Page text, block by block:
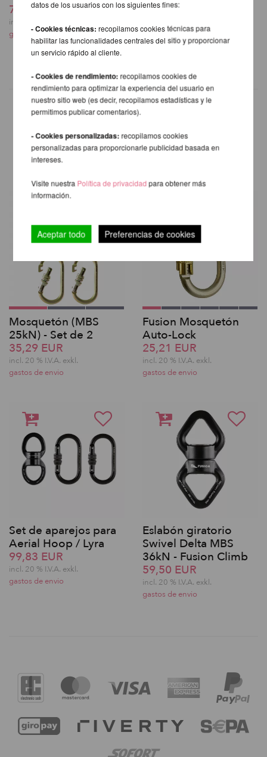
79,66 EUR
incl. 20 % I.V.A. exkl.
gastos de envio
Prodigy
59,50 EUR
incl. 20 % I.V.A. exkl.
gastos de envio
OTROS PRODUCTOS DE LA
MISMA MARCA
Mosquetón (MBS
25kN) - Set de 2
35,29 EUR
incl. 20 % I.V.A. exkl.
gastos de envio
Fusion Mosquetón
Auto-Lock
25,21 EUR
incl. 20 % I.V.A. exkl.
gastos de envio
Set de aparejos para
Aerial Hoop / Lyra
99,83 EUR
incl. 20 % I.V.A. exkl.
gastos de envio
Eslabón giratorio
Swivel Delta MBS
36kN - Fusion Climb
59,50 EUR
incl. 20 % I.V.A. exkl.
gastos de envio
datos de los usuarios con los siguientes fines:
- Cookies técnicas:recopilamos cookies técnicas para
habilitar las funcionalidades centrales del sitio y proporcionar
un servicio rápido al cliente.
- Cookies de rendimiento: recopilamos cookies de
rendimiento para optimizar la experiencia del usuario en
nuestro sitio web (es decir, recopilamos estadísticas y le
permitimos publicar comentarios).
- Cookies personalizadas: recopilamos cookies
personalizadas para proporcionarle publicidad basada en
intereses.
Visite nuestra Política de privacidadpara obtener más
información.
Aceptar todo Preferencias de cookies